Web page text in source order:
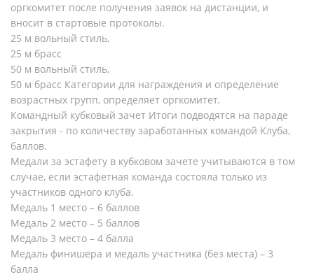
оргкомитет после получения заявок на дистанции, и
вносит в стартовые протоколы.
25 м вольный стиль,
25 м брасс
50 м вольный стиль,
50 м брасс Категории для награждения и определение
возрастных групп, определяет оргкомитет.
Командный кубковый зачет Итоги подводятся на параде
закрытия - по количеству заработанных командой Клуба,
баллов.
Медали за эстафету в кубковом зачете учитываются в том
случае, если эстафетная команда состояла только из
участников одного клуба.
Медаль 1 место – 6 баллов
Медаль 2 место – 5 баллов
Медаль 3 место – 4 балла
Медаль финишера и медаль участника (без места) – 3
балла